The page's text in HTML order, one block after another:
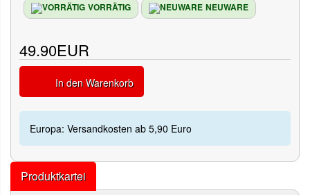
VORRÄTIG NEUWARE
49.90EUR
In den Warenkorb
Europa: Versandkosten ab 5,90 Euro
Produktkartei